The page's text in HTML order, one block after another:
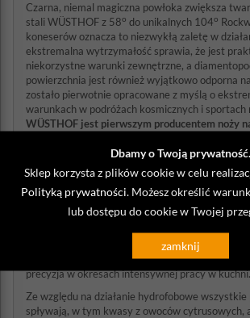
Dbamy o Twoją prywatność.
Sklep korzysta z plików cookie w celu
Polityką prywatności . Możesz określić
lub dostępu do cookie w Twojej
zamknij
Czarna, niemal magiczna powłoka zwiększa
stali WÜSTHOF z 58o do unikalnych 104o
koneserów oznacza to niezwykłą zaletę w
ekstremalna wytrzymałość sprawia, że ​​jest
niekorzystne warunki zewnętrzne, a
powierzchnia jest również wyjątkowo odporna
zostało pierwotnie opracowane z myślą o
warunkach w podróżach kosmicznych i sportach
WÜSTHOF jest pierwszym producentem noży
Efekt lotosu: cząsteczki po
Noże Performer ślizgają się po jedzeniu prawie
rozpędu. Dzięki wyjątkowo niskiemu
nieprzywierającej powłoki diamentopodobnej
czarnej powierzchni, cząsteczki po prostu
Świeżo pocięte kawałki jedzenia, takie jak
cebuli, zsuwają się: idealna sytuacja, gdy
precyzja w okresach intensywnej pracy w kuchni.
Ze względu na działanie hydrofobowe wszystkie
spływają, w tym kwasy z owoców cytrusowych,